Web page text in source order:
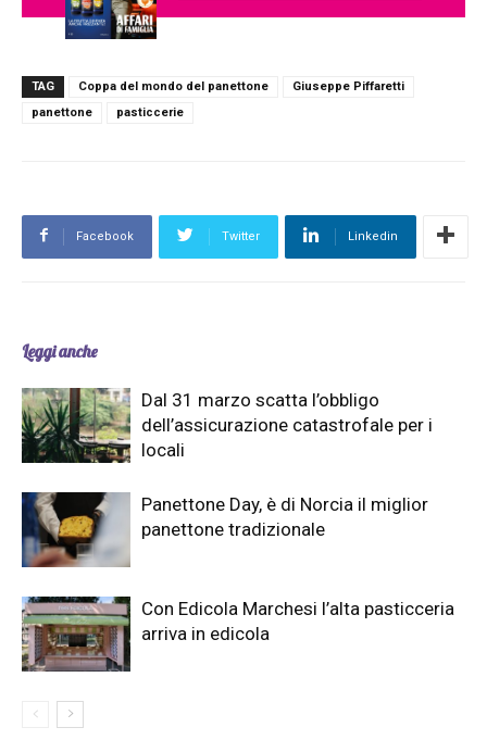
TAG Coppa del mondo del panettone
Giuseppe Piffaretti
panettone
pasticcerie
Facebook Twitter Linkedin
Leggi anche
Dal 31 marzo scatta l’obbligo
dell’assicurazione catastrofale per i
locali
Panettone Day, è di Norcia il miglior
panettone tradizionale
Con Edicola Marchesi l’alta pasticceria
arriva in edicola